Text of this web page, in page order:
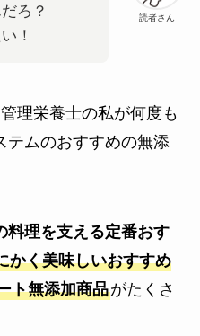
読者さん
ろ？
！
理栄養士の私が何度も
テムのおすすめの無添
料理を支える定番おす
かく美味しいおすすめ
ト無添加商品がたくさ